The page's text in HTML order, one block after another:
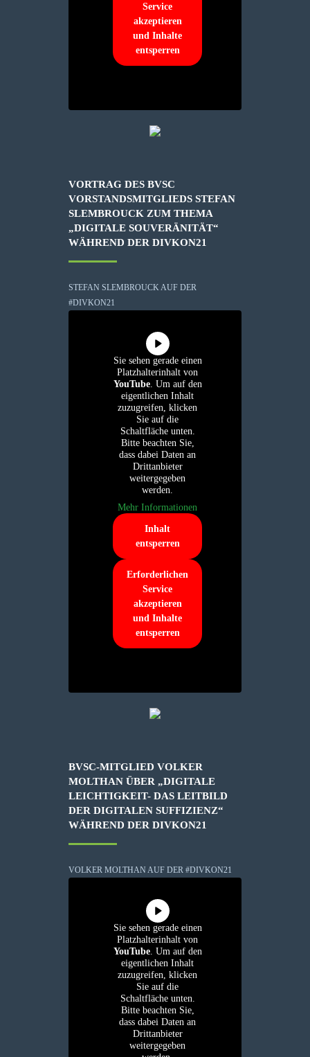
Service
akzeptieren
und Inhalte
entsperren
VORTRAG DES BVSC
VORSTANDSMITGLIEDS STEFAN
SLEMBROUCK ZUM THEMA
„DIGITALE SOUVERÄNITÄT“
WÄHREND DER DIVKON21
STEFAN SLEMBROUCK AUF DER
#DIVKON21
Sie sehen gerade einen
Platzhalterinhalt von
YouTube. Um auf den
eigentlichen Inhalt
zuzugreifen, klicken
Sie auf die
Schaltfläche unten.
Bitte beachten Sie,
dass dabei Daten an
Drittanbieter
weitergegeben
werden.
Mehr Informationen
Inhalt
entsperren
Erforderlichen
Service
akzeptieren
und Inhalte
entsperren
BVSC-MITGLIED VOLKER
MOLTHAN ÜBER „DIGITALE
LEICHTIGKEIT- DAS LEITBILD
DER DIGITALEN SUFFIZIENZ“
WÄHREND DER DIVKON21
VOLKER MOLTHAN AUF DER #DIVKON21
Sie sehen gerade einen
Platzhalterinhalt von
YouTube. Um auf den
eigentlichen Inhalt
zuzugreifen, klicken
Sie auf die
Schaltfläche unten.
Bitte beachten Sie,
dass dabei Daten an
Drittanbieter
weitergegeben